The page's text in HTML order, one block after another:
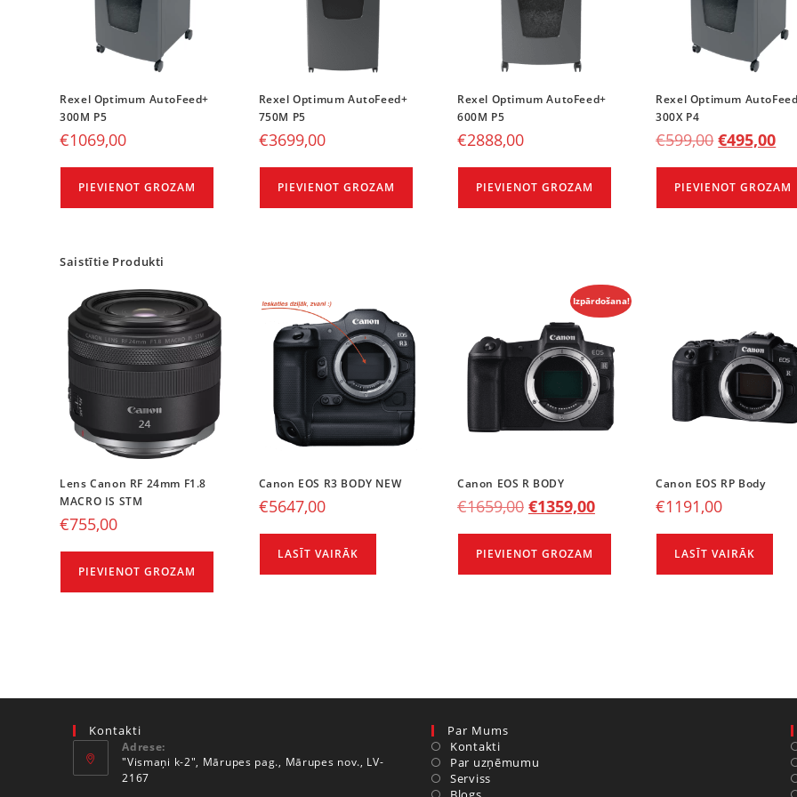
Rexel Optimum AutoFeed+
300M P5
€1069,00
PIEVIENOT GROZAM
Rexel Optimum AutoFeed+
750M P5
€3699,00
PIEVIENOT GROZAM
Rexel Optimum AutoFeed+
600M P5
€2888,00
PIEVIENOT GROZAM
Rexel Optimum
300X P4
€599,00 €495,00
PIEVIENOT GROZAM
Saistītie Produkti
Lens Canon RF 24mm F1.8
MACRO IS STM
€755,00
PIEVIENOT GROZAM
Canon EOS R3 BODY NEW
€5647,00
LASĪT VAIRĀK
Izpārdošana!
Canon EOS R BODY
€1659,00 €1359,00
PIEVIENOT GROZAM
Canon EOS RP Body
€1191,00
LASĪT VAIRĀK
Kontakti
Adrese:
"Vismaņi k-2", Mārupes pag., Mārupes nov., LV-
2167
Par Mums
Kontakti
Par uzņēmumu
Serviss